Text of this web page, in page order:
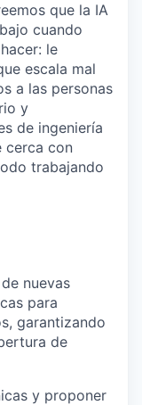
que la IA
cuando
le
escala mal
a las personas
y
de ingeniería
cerca con
trabajando
nuevas
para
garantizando
de
y proponer